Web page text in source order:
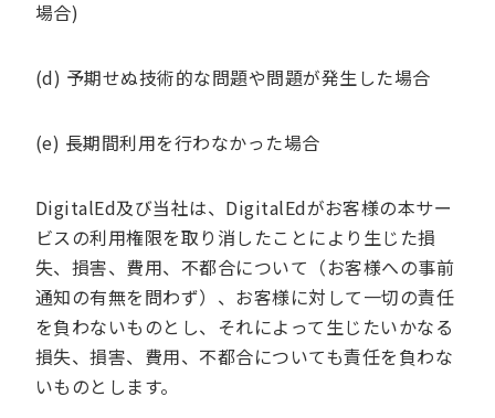
場合)
(d) 予期せぬ技術的な問題や問題が発生した場合
(e) 長期間利用を行わなかった場合
DigitalEd及び当社は、DigitalEdがお客様の本サー
ビスの利用権限を取り消したことにより生じた損
失、損害、費用、不都合について（お客様への事前
通知の有無を問わず）、お客様に対して一切の責任
を負わないものとし、それによって生じたいかなる
損失、損害、費用、不都合についても責任を負わな
いものとします。